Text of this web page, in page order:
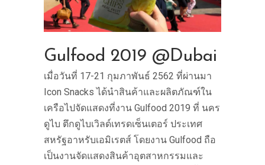
Gulfood 2019 @Dubai
เมื่อวันที่ 17-21 กุมภาพันธ์ 2562 ที่ผ่านมา
Icon Snacks ได้นำสินค้าและผลิตภัณฑ์ใน
เครือไปจัดแสดงที่งาน Gulfood 2019 ที่ นคร
ดูไบ ตึกดูไบเวิลด์เทรดเซ็นเตอร์ ประเทศ
สหรัฐอาหรับเอมิเรตส์ โดยงาน Gulfood ถือ
เป็นงานจัดแสดงสินค้าอุตสาหกรรมและ